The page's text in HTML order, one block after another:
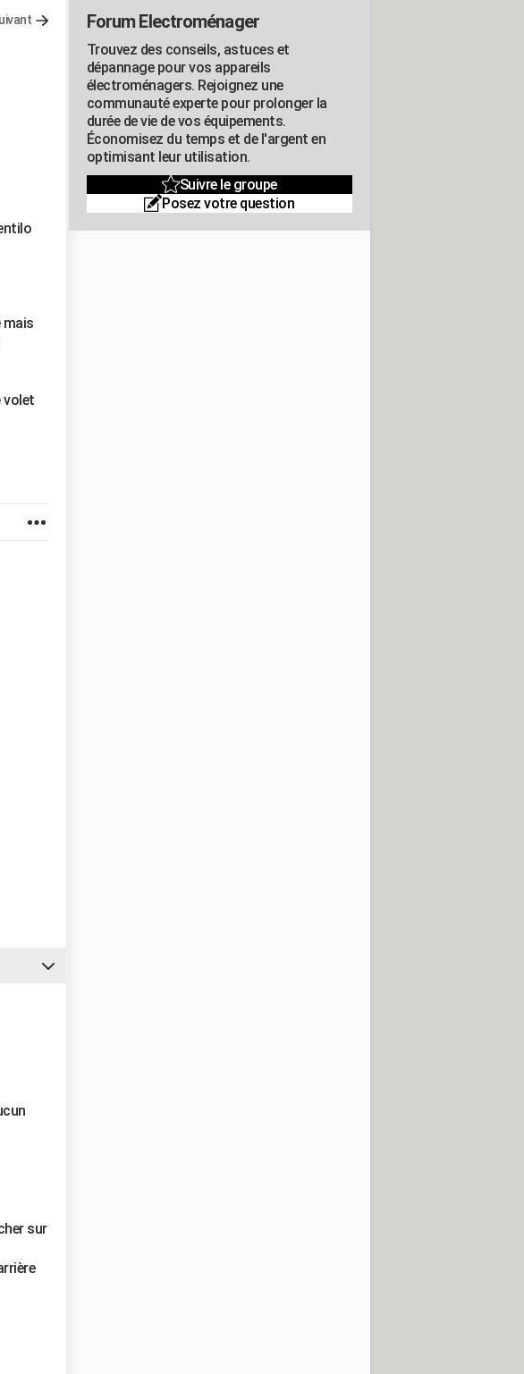
mais
volet
sur
Forum Electroménager
Trouvez des conseils, astuces et
dépannage pour vos appareils
électroménagers. Rejoignez une
communauté experte pour prolonger la
durée de vie de vos équipements.
Économisez du temps et de l'argent en
optimisant leur utilisation.
Suivre le groupe
Posez votre question